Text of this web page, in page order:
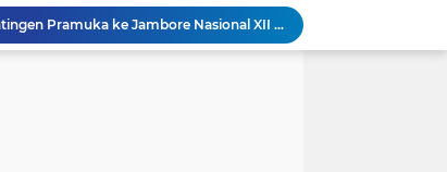
Wali Kota Pariaman Lepas Kontingen Pramuka ke Jambore Nasional XII di Cibubur
Wali Kota Pariaman Hadiri Penguatan Relawan Pancasila, Tekankan Implementasi Nilai Pancasila dalam Pelayanan Publik